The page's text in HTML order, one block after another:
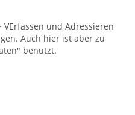
und Adressieren
Auch hier ist aber zu
benutzt.